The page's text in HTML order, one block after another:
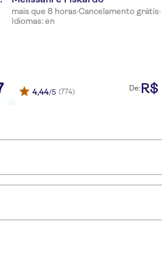
mais que 8 horas·Cancelamento grátis·
Idiomas: en
4,44/5 (774) De:R$